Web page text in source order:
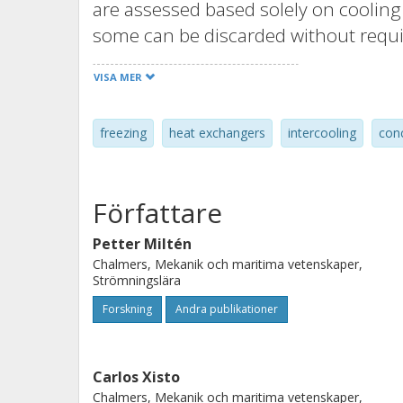
are assessed based solely on
some can be discarded without
establishing design criteria for ice
presented, along with aspects to
cycle. A case study is conducted in
applied and the impact on specific
heat exchangers, with an objective
highest performance based on
VISA MER
freezing heat exchangers intercooling
Författare
Petter Miltén
Chalmers, Mekanik och maritima vetenskaper,
Strömningslära
Forskning Andra publikationer
Carlos Xisto
Chalmers, Mekanik och maritima vetenskaper,